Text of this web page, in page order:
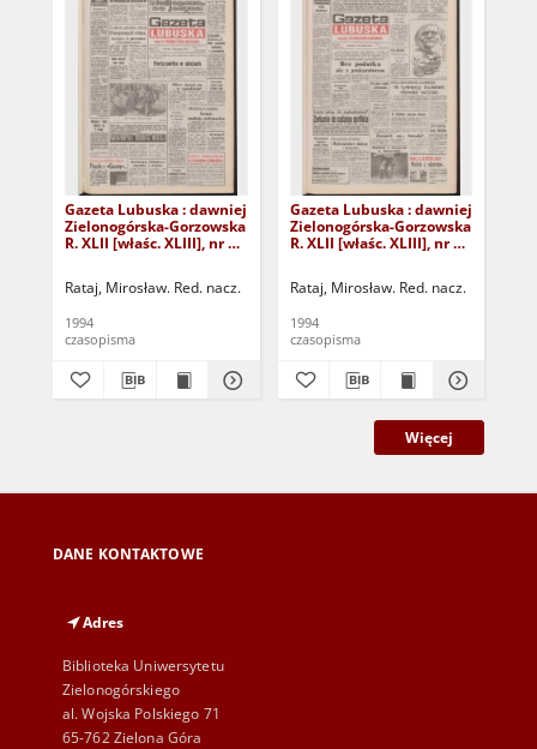
Gazeta Lubuska : dawniej
Zielonogórska-Gorzowska
R. XLII [właśc. XLIII], nr 14
Rataj, Mirosław. Red. nacz.
1994
czasopisma
Gazeta Lubuska : dawniej
Zielonogórska-Gorzowska
R. XLII [właśc. XLIII], nr 8
Rataj, Mirosław. Red. nacz.
1994
czasopisma
Więcej
DANE KONTAKTOWE
Adres
Biblioteka Uniwersytetu
Zielonogórskiego
al. Wojska Polskiego 71
65-762 Zielona Góra